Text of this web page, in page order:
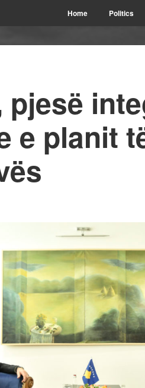
Home Politics
pjesë
e planit